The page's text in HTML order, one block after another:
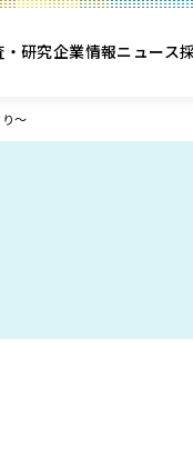
・研究企業情報ニュース
～